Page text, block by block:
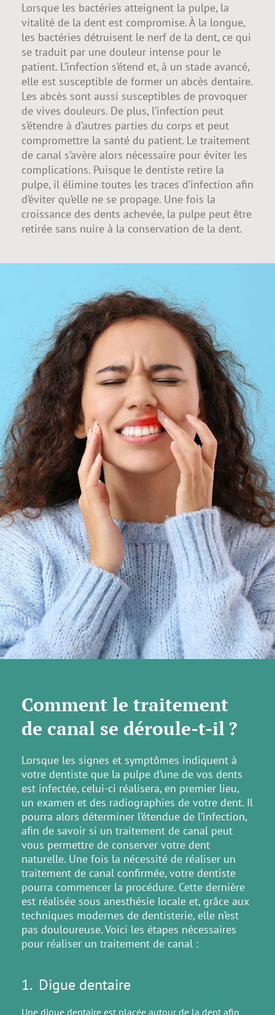
Lorsque les bactéries atteignent la pulpe, la
vitalité de la dent est compromise. À la longue,
les bactéries détruisent le nerf de la dent, ce qui
se traduit par une douleur intense pour le
patient. L’infection s’étend et, à un stade avancé,
elle est susceptible de former un abcès dentaire.
Les abcès sont aussi susceptibles de provoquer
de vives douleurs. De plus, l’infection peut
s’étendre à d’autres parties du corps et peut
compromettre la santé du patient. Le traitement
de canal s’avère alors nécessaire pour éviter les
complications. Puisque le dentiste retire la
pulpe, il élimine toutes les traces d’infection afin
d’éviter qu’elle ne se propage. Une fois la
croissance des dents achevée, la pulpe peut être
retirée sans nuire à la conservation de la dent.
Comment le traitement
de canal se déroule-t-il ?
Lorsque les signes et symptômes indiquent à
votre dentiste que la pulpe d’une de vos dents
est infectée, celui-ci réalisera, en premier lieu,
un examen et des radiographies de votre dent. Il
pourra alors déterminer l’étendue de l’infection,
afin de savoir si un traitement de canal peut
vous permettre de conserver votre dent
naturelle. Une fois la nécessité de réaliser un
traitement de canal confirmée, votre dentiste
pourra commencer la procédure. Cette dernière
est réalisée sous anesthésie locale et, grâce aux
techniques modernes de dentisterie, elle n’est
pas douloureuse. Voici les étapes nécessaires
pour réaliser un traitement de canal :
1. Digue dentaire
Une digue dentaire est placée autour de la dent afin